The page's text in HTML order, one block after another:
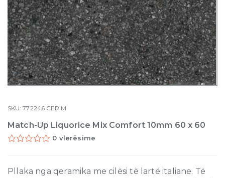
SKU:772246 CERIM
Match-Up Liquorice Mix Comfort 10mm 60 x 60
0 vlerësime
Pllaka nga qeramika me cilësi të lartë italiane. Të